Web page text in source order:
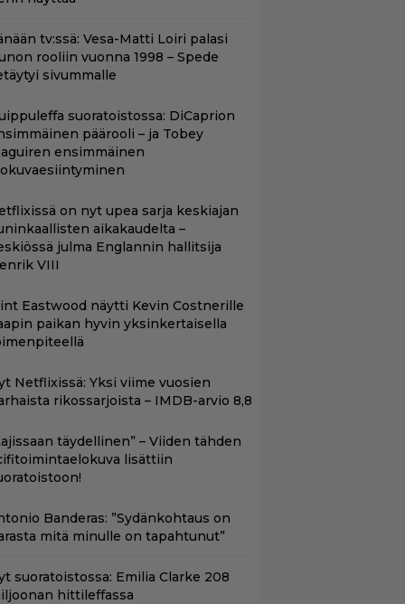
tv:ssä: Vesa-Matti Loiri palasi
rooliin vuonna 1998 – Spede
sivummalle
suoratoistossa: DiCaprion
päärooli – ja Tobey
ensimmäinen
on nyt upea sarja keskiajan
aikakaudelta –
julma Englannin hallitsija
VIII
Eastwood näytti Kevin Costnerille
paikan hyvin yksinkertaisella
Netflixissä: Yksi viime vuosien
rikossarjoista – IMDB-arvio 8,8
täydellinen” – Viiden tähden
lisättiin
Banderas: ”Sydänkohtaus on
mitä minulle on tapahtunut”
suoratoistossa: Emilia Clarke 208
hittileffassa